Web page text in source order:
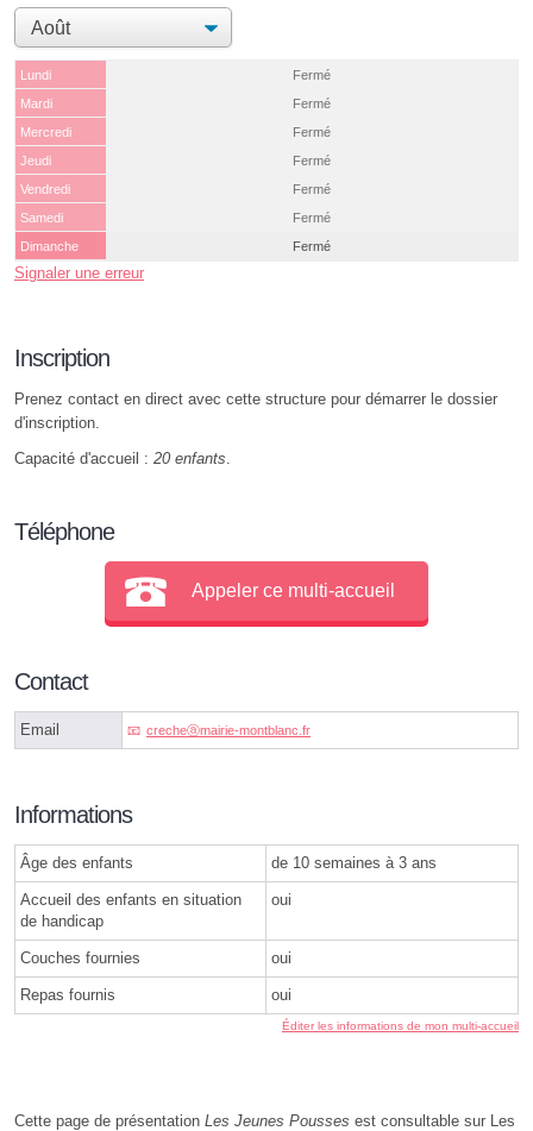
Lundi
Fermé
Mardi
Fermé
Mercredi
Fermé
Jeudi
Fermé
Vendredi
Fermé
Samedi
Fermé
Dimanche
Fermé
Signaler une erreur
Inscription
Prenez contact en direct avec cette structure pour démarrer le dossier
d'inscription.
Capacité d'accueil : 20 enfants
Téléphone
Appeler ce multi-accueil
Contact
Email crecheⓐmairie-montblanc.fr
Informations
Âge des enfants de 10 semaines à 3 ans
Accueil des enfants en situation
de handicap
oui
Couches fournies oui
Repas fournis oui
Éditer les informations de mon multi-accueil
Cette page de présentation Les Jeunes Pousses est consultable sur Les